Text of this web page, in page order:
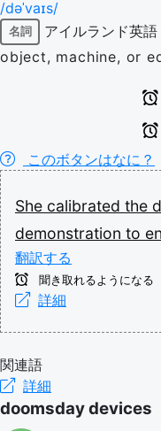
/dəˈvaɪs/
名詞 アイルランド英語
object, machine, or
このボタンはなに？
She calibrated the
demonstration to
翻訳する
聞き取れるようになる
詳細
関連語
詳細
doomsday devices